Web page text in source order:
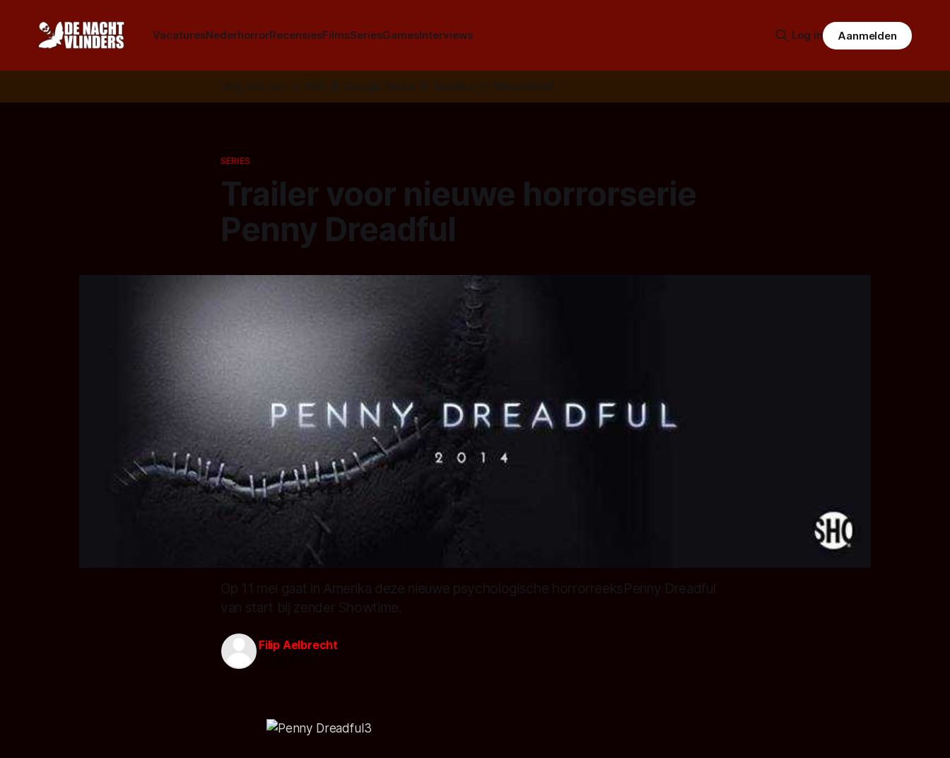
VacaturesNederhorrorRecensiesFilmsSeriesGamesInterviews Log in Aanmelden
Volg ons op: 📣 RSS 📰 Google News 🦋 Bluesky ✉️ Nieuwsbrief
SERIES
Trailer voor nieuwe horrorserie
Penny Dreadful
Op 11 mei gaat in Amerika deze nieuwe psychologische horrorreeksPenny Dreadful
van start bij zender Showtime.
Filip Aelbrecht